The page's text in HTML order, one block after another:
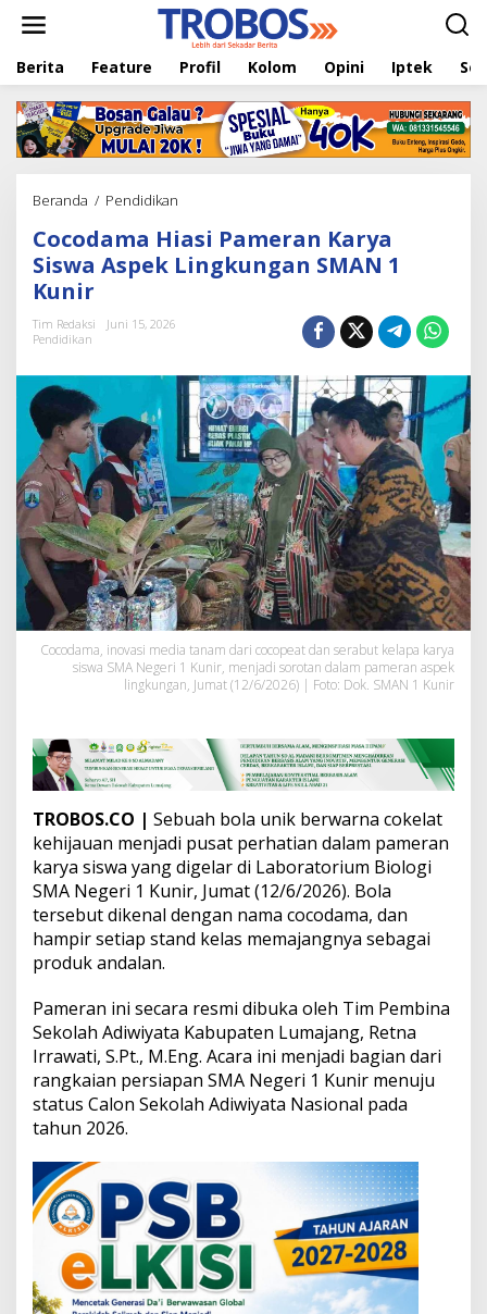
t
Berita Feature Profil Kolom Opini Iptek
Beranda / Pendidikan
c
o
d
i
a
s
P
m
e
r
a
n
K
a
r
y
a
S
a
p
e
k
L
i
n
g
n
a
n
S
M
K
u
n
i
Cocodama Hiasi Pameran Karya
Siswa Aspek Lingkungan SMAN 1
Kunir
Tim Redaksi
Juni 15, 2026
Pendidikan
Cocodama, inovasi media tanam dari cocopeat dan serabut kelapa karya
siswa SMA Negeri 1 Kunir, menjadi sorotan dalam pameran aspek
lingkungan, Jumat (12/6/2026) | Foto: Dok. SMAN 1 Kunir
TROBOS.CO | Sebuah bola unik berwarna cokelat
kehijauan menjadi pusat perhatian dalam pameran
karya siswa yang digelar di Laboratorium Biologi
SMA Negeri 1 Kunir, Jumat (12/6/2026). Bola
tersebut dikenal dengan nama cocodama, dan
hampir setiap stand kelas memajangnya sebagai
produk andalan.
Pameran ini secara resmi dibuka oleh Tim Pembina
Sekolah Adiwiyata Kabupaten Lumajang, Retna
Irrawati, S.Pt., M.Eng. Acara ini menjadi bagian dari
rangkaian persiapan SMA Negeri 1 Kunir menuju
status Calon Sekolah Adiwiyata Nasional pada
tahun 2026.